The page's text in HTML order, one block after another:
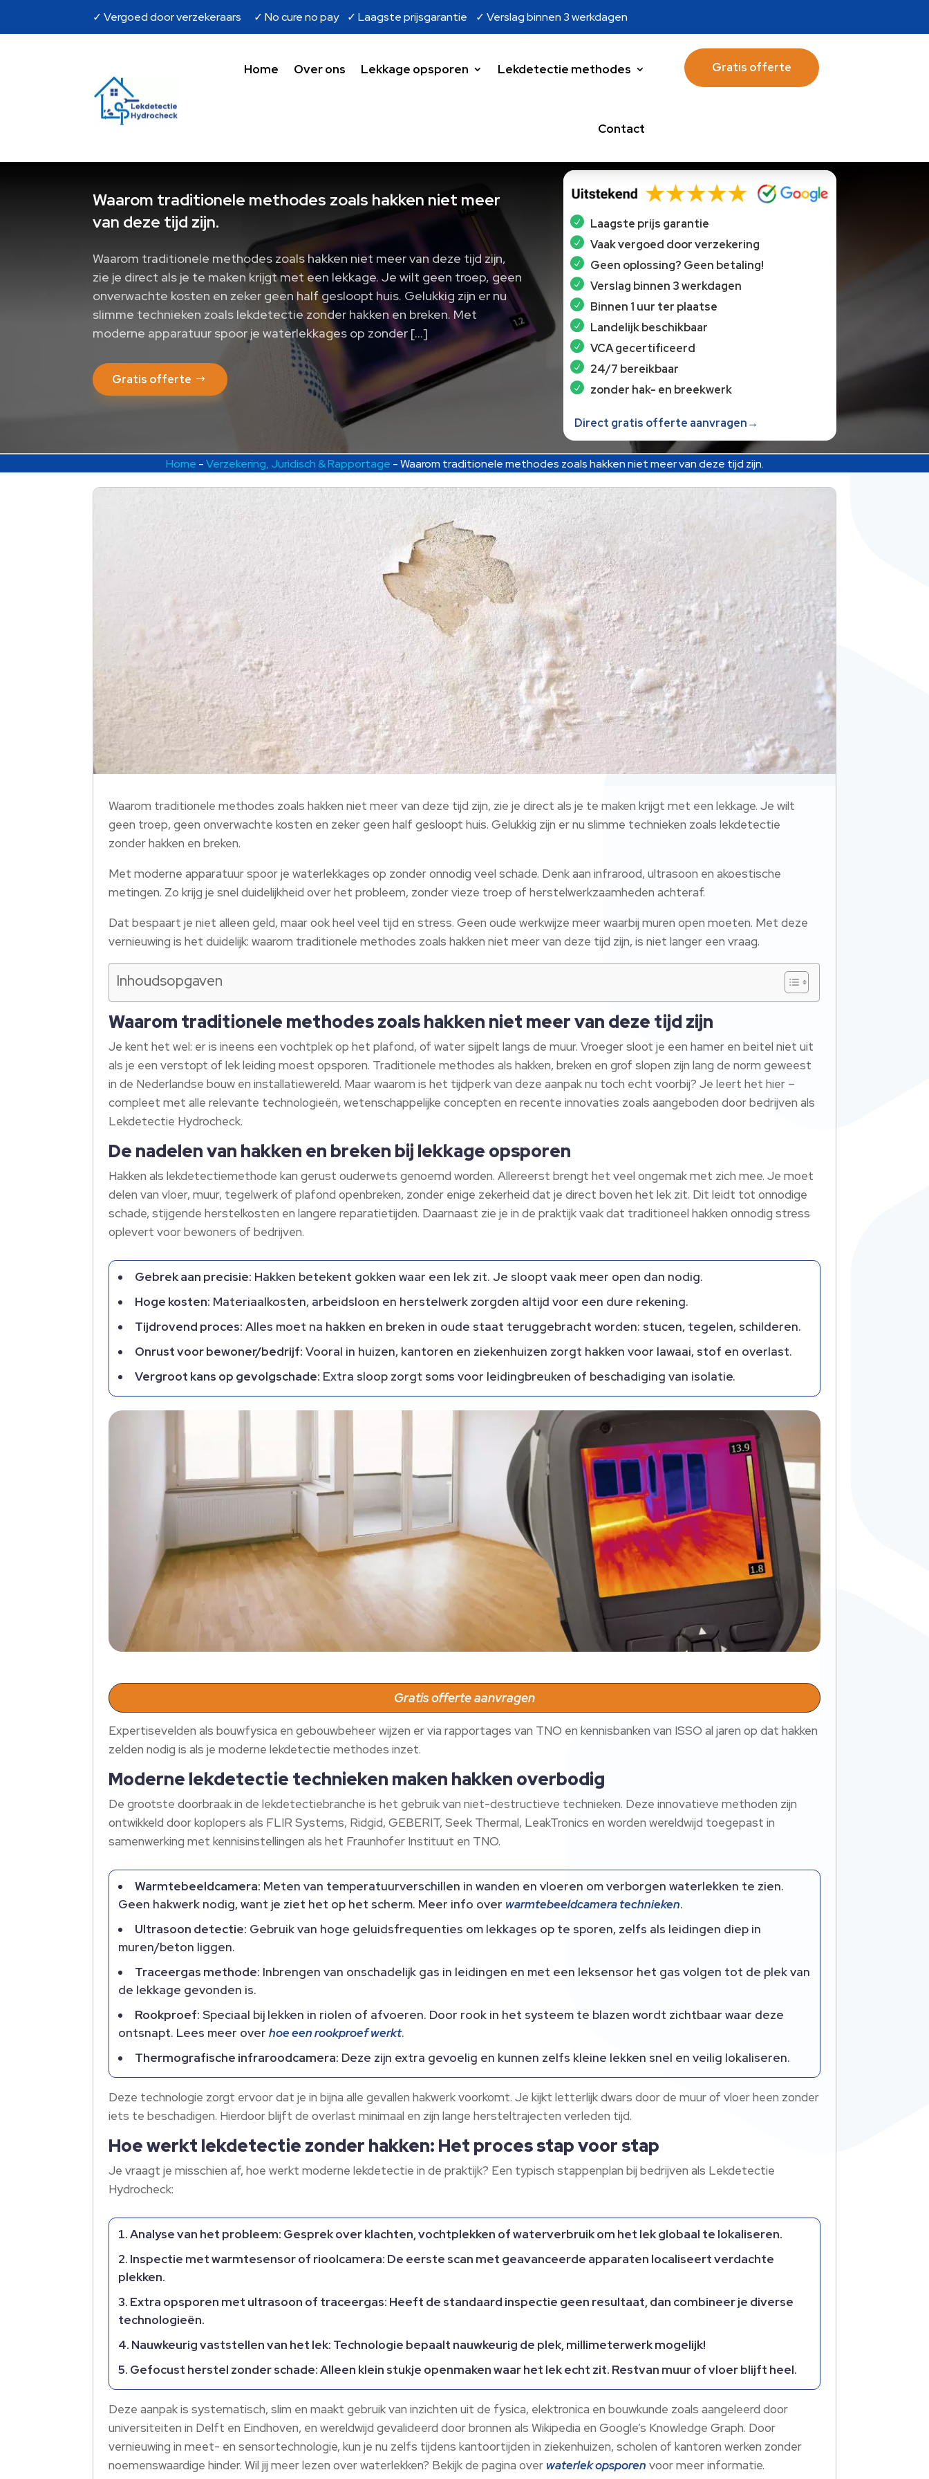
✓ Vergoed door verzekeraars ✓ No cure no pay ✓ Laagste prijsgarantie ✓ Verslag binnen 3 werkdagen
Home Over ons Lekkage opsporen Lekdetectie methodes
Contact
Gratis offerte
Waarom traditionele methodes zoals hakken niet meer
van deze tijd zijn.
Waarom traditionele methodes zoals hakken niet meer van deze tijd zijn,
zie je direct als je te maken krijgt met een lekkage. Je wilt geen troep, geen
onverwachte kosten en zeker geen half gesloopt huis. Gelukkig zijn er nu
slimme technieken zoals lekdetectie zonder hakken en breken. Met
moderne apparatuur spoor je waterlekkages op zonder […]
Gratis offerte
Laagste prijs garantie
Vaak vergoed door verzekering
Geen oplossing? Geen betaling!
Verslag binnen 3 werkdagen
Binnen 1 uur ter plaatse
Landelijk beschikbaar
VCA gecertificeerd
24/7 bereikbaar
zonder hak- en breekwerk
Direct gratis offerte aanvragen→
Home -Verzekering, Juridisch & Rapportage -Waarom traditionele methodes zoals hakken niet meer van deze tijd zijn.
Waarom traditionele methodes zoals hakken niet meer van deze tijd zijn, zie je direct als je te maken krijgt met een lekkage. Je wilt
geen troep, geen onverwachte kosten en zeker geen half gesloopt huis. Gelukkig zijn er nu slimme technieken zoals lekdetectie
zonder hakken en breken.
Met moderne apparatuur spoor je waterlekkages op zonder onnodig veel schade. Denk aan infrarood, ultrasoon en akoestische
metingen. Zo krijg je snel duidelijkheid over het probleem, zonder vieze troep of herstelwerkzaamheden achteraf.
Dat bespaart je niet alleen geld, maar ook heel veel tijd en stress. Geen oude werkwijze meer waarbij muren open moeten. Met deze
vernieuwing is het duidelijk: waarom traditionele methodes zoals hakken niet meer van deze tijd zijn, is niet langer een vraag.
Inhoudsopgaven
Waarom traditionele methodes zoals hakken niet meer van deze tijd zijn
Je kent het wel: er is ineens een vochtplek op het plafond, of water sijpelt langs de muur. Vroeger sloot je een hamer en beitel niet uit
als je een verstopt of lek leiding moest opsporen. Traditionele methodes als hakken, breken en grof slopen zijn lang de norm geweest
in de Nederlandse bouw en installatiewereld. Maar waarom is het tijdperk van deze aanpak nu toch echt voorbij? Je leert het hier –
compleet met alle relevante technologieën, wetenschappelijke concepten en recente innovaties zoals aangeboden door bedrijven als
Lekdetectie Hydrocheck.
De nadelen van hakken en breken bij lekkage opsporen
Hakken als lekdetectiemethode kan gerust ouderwets genoemd worden. Allereerst brengt het veel ongemak met zich mee. Je moet
delen van vloer, muur, tegelwerk of plafond openbreken, zonder enige zekerheid dat je direct boven het lek zit. Dit leidt tot onnodige
schade, stijgende herstelkosten en langere reparatietijden. Daarnaast zie je in de praktijk vaak dat traditioneel hakken onnodig stress
oplevert voor bewoners of bedrijven.
Gebrek aan precisie: Hakken betekent gokken waar een lek zit. Je sloopt vaak meer open dan nodig.
Hoge kosten: Materiaalkosten, arbeidsloon en herstelwerk zorgden altijd voor een dure rekening.
Tijdrovend proces: Alles moet na hakken en breken in oude staat teruggebracht worden: stucen, tegelen, schilderen.
Onrust voor bewoner/bedrijf: Vooral in huizen, kantoren en ziekenhuizen zorgt hakken voor lawaai, stof en overlast.
Vergroot kans op gevolgschade: Extra sloop zorgt soms voor leidingbreuken of beschadiging van isolatie.
Gratis offerte aanvragen
Expertisevelden als bouwfysica en gebouwbeheer wijzen er via rapportages van TNO en kennisbanken van ISSO al jaren op dat hakken
zelden nodig is als je moderne lekdetectie methodes inzet.
Moderne lekdetectie technieken maken hakken overbodig
De grootste doorbraak in de lekdetectiebranche is het gebruik van niet-destructieve technieken. Deze innovatieve methoden zijn
ontwikkeld door koplopers als FLIR Systems, Ridgid, GEBERIT, Seek Thermal, LeakTronics en worden wereldwijd toegepast in
samenwerking met kennisinstellingen als het Fraunhofer Instituut en TNO.
Warmtebeeldcamera: Meten van temperatuurverschillen in wanden en vloeren om verborgen waterlekken te zien.
Geen hakwerk nodig, want je ziet het op het scherm. Meer info over warmtebeeldcamera technieken.
Ultrasoon detectie: Gebruik van hoge geluidsfrequenties om lekkages op te sporen, zelfs als leidingen diep in
muren/beton liggen.
Traceergas methode: Inbrengen van onschadelijk gas in leidingen en met een leksensor het gas volgen tot de plek van
de lekkage gevonden is.
Rookproef: Speciaal bij lekken in riolen of afvoeren. Door rook in het systeem te blazen wordt zichtbaar waar deze
ontsnapt. Lees meer overhoe een rookproef werkt.
Thermografische infraroodcamera: Deze zijn extra gevoelig en kunnen zelfs kleine lekken snel en veilig lokaliseren.
Deze technologie zorgt ervoor dat je in bijna alle gevallen hakwerk voorkomt. Je kijkt letterlijk dwars door de muur of vloer heen zonder
iets te beschadigen. Hierdoor blijft de overlast minimaal en zijn lange hersteltrajecten verleden tijd.
Hoe werkt lekdetectie zonder hakken: Het proces stap voor stap
Je vraagt je misschien af, hoe werkt moderne lekdetectie in de praktijk? Een typisch stappenplan bij bedrijven als Lekdetectie
Hydrocheck:
Analyse van het probleem: Gesprek over klachten, vochtplekken of waterverbruik om het lek globaal te lokaliseren.
Inspectie met warmtesensor of rioolcamera: De eerste scan met geavanceerde apparaten localiseert verdachte
plekken.
Extra opsporen met ultrasoon of traceergas: Heeft de standaard inspectie geen resultaat, dan combineer je diverse
technologieën.
Nauwkeurig vaststellen van het lek: Technologie bepaalt nauwkeurig de plek, millimeterwerk mogelijk!
Gefocust herstel zonder schade:Alleen klein stukje openmaken waar het lek echt zit. Restvan muur of vloer blijft heel.
Deze aanpak is systematisch, slim en maakt gebruik van inzichten uit de fysica, elektronica en bouwkunde zoals aangeleerd door
universiteiten in Delft en Eindhoven, en wereldwijd gevalideerd door bronnen als Wikipedia en Google’s Knowledge Graph. Door
vernieuwing in meet- en sensortechnologie, kun je nu zelfs tijdens kantoortijden in ziekenhuizen, scholen of kantoren werken zonder
noemenswaardige hinder. Wil jij meer lezen over waterlekken? Bekijk de pagina over waterlek opsporen voor meer informatie.